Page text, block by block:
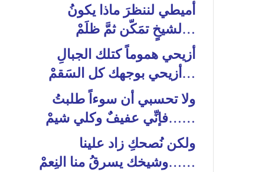
أميطي لننظرَ ماذا يكونُ
…لشيخٍ تمَكّن ثمَّ ظلَمْ
أزيحي هموماً كتلك الجبالِ
…أزيحي بوجهك كل السَقمْ
ولا تحسبي أن سوءاً طلبتُ
……فإنِّي عفيفٌ وكلي شيمْ
ولكن نُصحكِ زاد علينا
……وشيخك يسرقُ منا النِعمْ